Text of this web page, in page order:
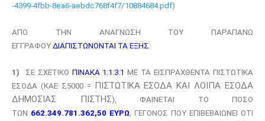
-4399-4fbb-8ea6-aebdc768f4f7/10884684.pdf)
ΑΠΟ ΤΗΝ ΑΝΑΓΝΩΣΗ ΤΟΥ ΠΑΡΑΠΑΝΩ
ΕΓΓΡΑΦΟΥ ΔΙΑΠΙΣΤΩΝΟΝΤΑΙ ΤΑ ΕΞΗΣ:
1) ΣΕ ΣΧΕΤΙΚΟ ΠΙΝΑΚΑ 1.1.3.1ΜΕ ΤΑ ΕΙΣΠΡΑΧΘΕΝΤΑ ΠΙΣΤΩΤΙΚΑ
ΕΣΟΔΑ (ΚΑΕ Σ5000 = ΠΙΣΤΩΤΙΚΑ ΕΣΟΔΑ ΚΑΙ ΛΟΙΠΑ ΕΣΟΔΑ
ΔΗΜΟΣΙΑΣ ΠΙΣΤΗΣ), ΦΑΙΝΕΤΑΙ ΤΟ ΠΟΣΟ
ΤΩΝ 662.349.781.362,50 ΕΥΡΩ, ΓΕΓΟΝΟΣ ΠΟΥ ΕΠΙΒΕΒΑΙΩΝΕΙ ΟΤΙ